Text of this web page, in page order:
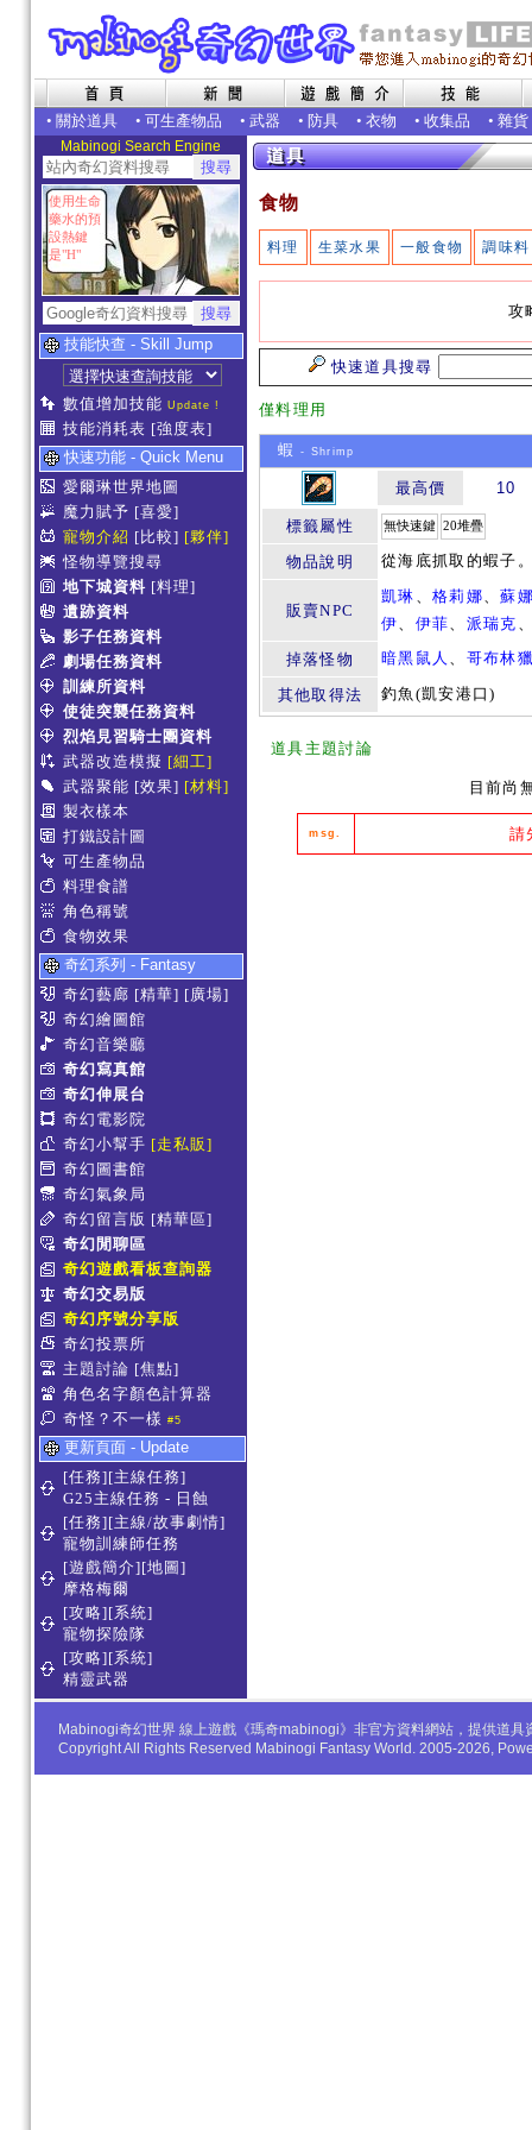
• 關於道具 • 可生產物品 • 武器 • 防具 • 衣物 • 收集品 • 雜貨
Mabinogi Search Engine
使用生命
藥水的預
設熱鍵
是"H"
技能快查 - Skill Jump
數值增加技能 Update !
技能消耗表 [強度表]
快速功能 - Quick Menu
愛爾琳世界地圖
魔力賦予 [喜愛]
寵物介紹 [比較] [夥伴]
怪物導覽搜尋
地下城資料 [料理]
遺跡資料
影子任務資料
劇場任務資料
訓練所資料
使徒突襲任務資料
烈焰見習騎士團資料
武器改造模擬 [細工]
武器聚能 [效果] [材料]
製衣樣本
打鐵設計圖
可生產物品
料理食譜
角色稱號
食物效果
奇幻系列 - Fantasy
奇幻藝廊 [精華] [廣場]
奇幻繪圖館
奇幻音樂廳
奇幻寫真館
奇幻伸展台
奇幻電影院
奇幻小幫手 [走私販]
奇幻圖書館
奇幻氣象局
奇幻留言版 [精華區]
奇幻閒聊區
奇幻遊戲看板查詢器
奇幻交易版
奇幻序號分享版
奇幻投票所
主題討論 [焦點]
角色名字顏色計算器
奇怪？不一樣 #5
更新頁面 - Update
[任務][主線任務]
G25主線任務 - 日蝕
[任務][主線/故事劇情]
寵物訓練師任務
[遊戲簡介][地圖]
摩格梅爾
[攻略][系統]
寵物探險隊
[攻略][系統]
精靈武器
食物
料理 生菜水果 一般食物 調味料
攻
快速道具搜尋
僅料理用
蝦 - Shrimp
最高價 10
標籤屬性 無快速鍵 20堆疊
物品說明 從海底抓取的蝦子
販賣NPC
凱琳 、格莉娜、蘇
伊、 伊菲、 派瑞克
掉落怪物
暗黑鼠人 、 哥布林
其他取得法 釣魚(凱安港口)
道具主題討論
目前尚
msg. 請
Mabinogi奇幻世界 線上遊戲《瑪奇mabinogi》非官方資料網站，提供道
Copyright All Rights Reserved Mabinogi Fantasy World. 2005-2026,